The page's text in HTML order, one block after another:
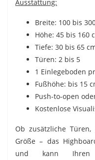
Ausstattung:
Breite: 100 bis
Höhe: 45 bis 160
Tiefe: 30 bis 65
Türen: 2 bis 5
1 Einlegeboden
Fußhöhe: bis 15
Push-to-open
Kostenlose
Ob zusätzliche
Größe – das
und kann Ihren